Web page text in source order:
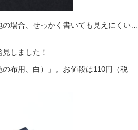
場合、せっかく書いても見えにくい…
しました！
布用、白）」。お値段は110円（税